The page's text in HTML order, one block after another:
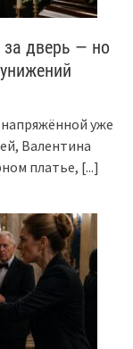
за дверь — но
уже
Валентина
платье, [...]